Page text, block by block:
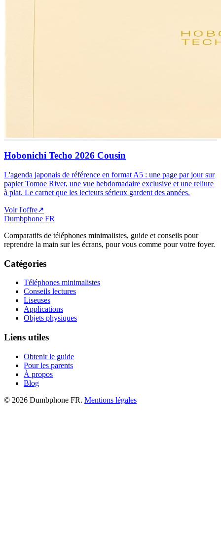
Hobonichi Techo 2026 Cousin
L'agenda japonais de référence en format A5 : une page par jour sur
papier Tomoe River, une vue hebdomadaire exclusive et une reliure
à plat. Le carnet que les lecteurs sérieux gardent des années.
Voir l'offre↗
Dumbphone FR
Comparatifs de téléphones minimalistes, guide et conseils pour
reprendre la main sur les écrans, pour vous comme pour votre foyer.
Catégories
Téléphones minimalistes
Conseils lectures
Liseuses
Applications
Objets physiques
Liens utiles
Obtenir le guide
Pour les parents
À propos
Blog
© 2026 Dumbphone FR. Mentions légales